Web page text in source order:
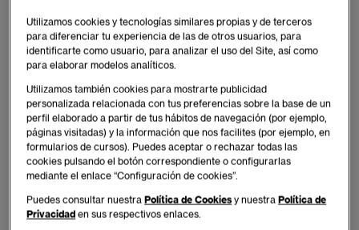
Publicado: 25/01/2022|Actualizado:
Sala de prensa
Tendrá lugar desde hoy al 28 de enero, en
el marco del Día Internacional de la
Educación
Utilizamos cookies y tecnologías similares propias y de terceros
para diferenciar tu experiencia de las de otros usuarios, para
identificarte como usuario, para analizar el uso del Site, así como
para elaborar modelos analíticos.
Utilizamos también cookies para mostrarte publicidad
personalizada relacionada con tus preferencias sobre la base de un
perfil elaborado a partir de tus hábitos de navegación (por ejemplo,
páginas visitadas) y la información que nos facilites (por ejemplo, en
formularios de cursos). Puedes aceptar o rechazar todas las
cookies pulsando el botón correspondiente o configurarlas
mediante el enlace “Configuración de cookies”.
Puedes consultar nuestraPolítica de Cookies y nuestraPolítica de
Privacidad en sus respectivos enlaces.